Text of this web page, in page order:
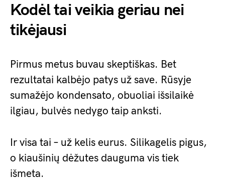
Kodėl tai veikia geriau nei
tikėjausi
Pirmus metus buvau skeptiškas. Bet
rezultatai kalbėjo patys už save. Rūsyje
sumažėjo kondensato, obuoliai išsilaikė
ilgiau, bulvės nedygo taip anksti.
Ir visa tai – už kelis eurus. Silikagelis pigus,
o kiaušinių dėžutes dauguma vis tiek
išmeta.